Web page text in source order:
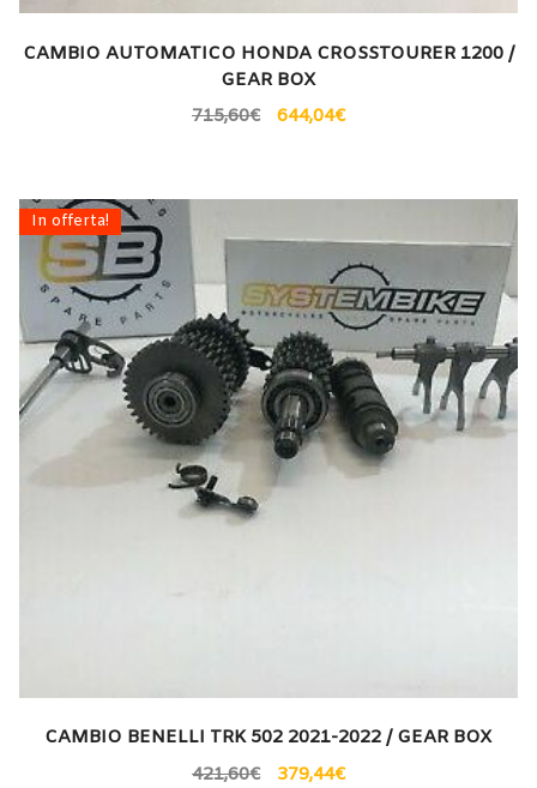
CAMBIO AUTOMATICO HONDA CROSSTOURER 1200 /
GEAR BOX
715,60€ 644,04€
In offerta!
CAMBIO BENELLI TRK 502 2021-2022 / GEAR BOX
421,60€ 379,44€